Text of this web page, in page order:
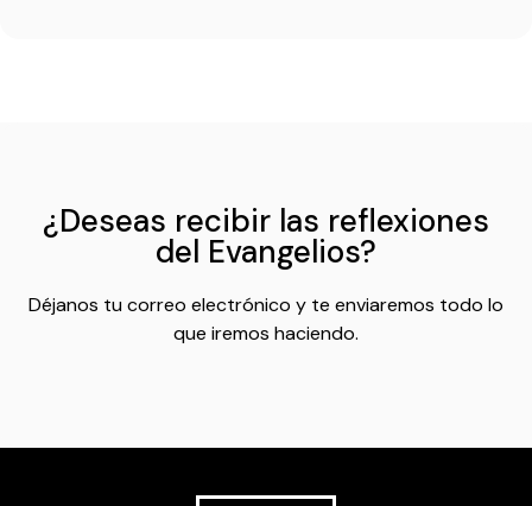
¿Deseas recibir las reflexiones
del Evangelios?
Déjanos tu correo electrónico y te enviaremos todo lo
que iremos haciendo.